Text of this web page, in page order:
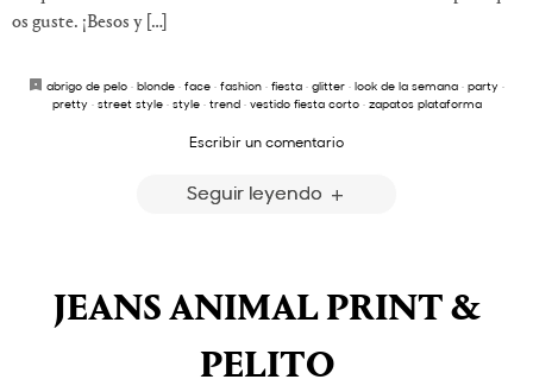
os guste. ¡Besos y […]
abrigo de pelo · blonde · face · fashion · fiesta · glitter · look de la semana · party ·
pretty· street style· style· trend· vestido fiesta corto· zapatos plataforma
Escribir un comentario
Seguir leyendo
JEANS ANIMAL PRINT &
PELITO